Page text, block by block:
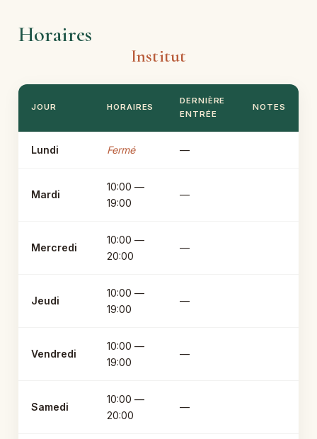
Horaires
Institut
JOUR HORAIRES
DERNIÈRE
ENTRÉE
NOTES
Lundi Fermé —
Mardi
10:00 —
19:00
—
Mercredi
10:00 —
20:00
—
Jeudi
10:00 —
19:00
—
Vendredi
10:00 —
19:00
—
Samedi
10:00 —
20:00
—